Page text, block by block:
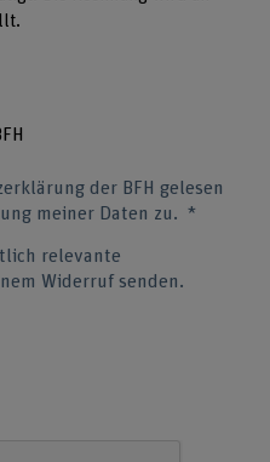
der BFH gelesen
meiner Daten zu.
relevante
Widerruf senden.